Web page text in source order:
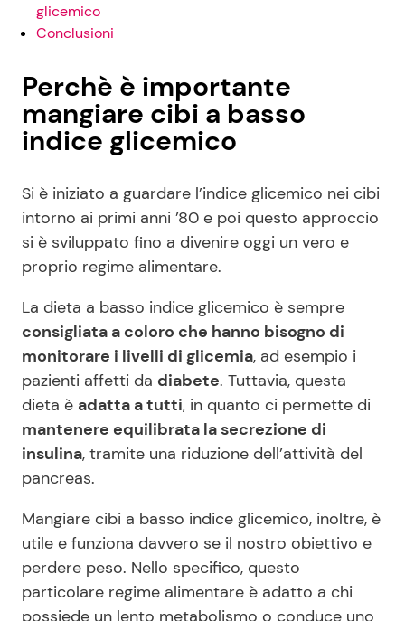
glicemico
Conclusioni
Perchè è importante
mangiare cibi a basso
indice glicemico
Si è iniziato a guardare l’indice glicemico nei cibi
intorno ai primi anni ’80 e poi questo approccio
si è sviluppato fino a divenire oggi un vero e
proprio regime alimentare.
La dieta a basso indice glicemico è sempre
consigliata a coloro che hanno bisogno di
monitorare i livelli di glicemia, ad esempio i
pazienti affetti da diabete. Tuttavia, questa
dieta è adatta a tutti, in quanto ci permette di
mantenere equilibrata la secrezione di
insulina, tramite una riduzione dell’attività del
pancreas.
Mangiare cibi a basso indice glicemico, inoltre, è
utile e funziona davvero se il nostro obiettivo e
perdere peso. Nello specifico, questo
particolare regime alimentare è adatto a chi
possiede un lento metabolismo o conduce uno